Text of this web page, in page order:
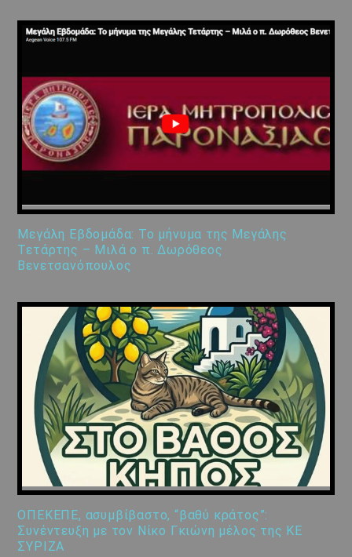
Μεγάλη Εβδομάδα: Το μήνυμα της Μεγάλης
Τετάρτης – Μιλά ο π. Δωρόθεος
Βενετσανόπουλος
ΟΠΕΚΕΠΕ, ασυμβίβαστο, “βαθύ κράτος”:
Συνέντευξη με τον Νίκο Γκιώνη μέλος της ΚΕ
ΣΥΡΙΖΑ